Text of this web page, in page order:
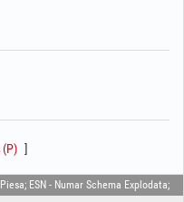
(P)
ESN - Numar Schema Explodata;